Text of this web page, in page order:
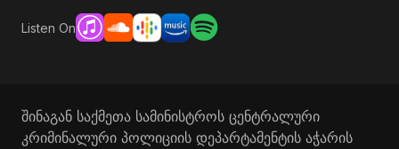
Listen On
შინაგან საქმეთა სამინისტროს ცენტრალური
კრიმინალური პოლიციის დეპარტამენტის აჭარის